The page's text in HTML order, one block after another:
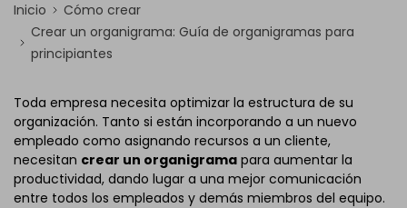
Inicio
Cómo crear
Crear un organigrama: Guía de organigramas para
principiantes
Toda empresa necesita optimizar la estructura de su
organización. Tanto si están incorporando a un nuevo
empleado como asignando recursos a un cliente,
necesitan crear un organigrama para aumentar la
productividad, dando lugar a una mejor comunicación
entre todos los empleados y demás miembros del equipo.